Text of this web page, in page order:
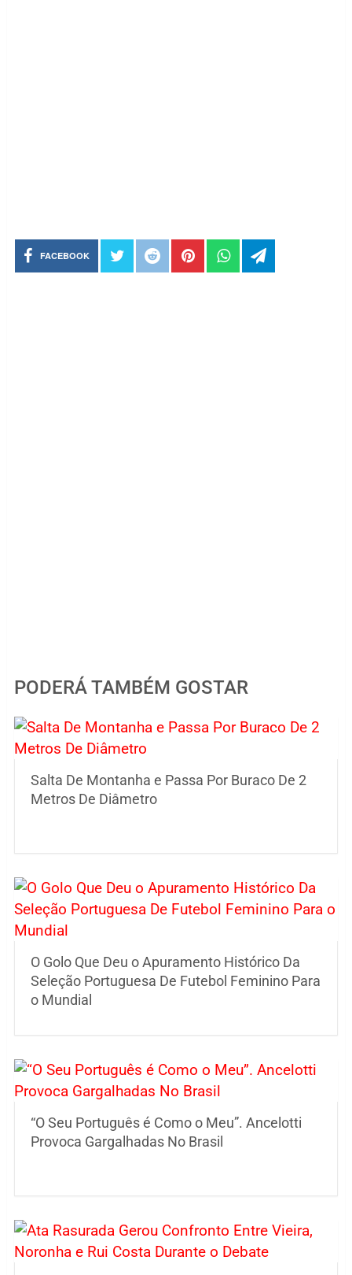
FACEBOOK
PODERÁ TAMBÉM GOSTAR
Salta De Montanha e Passa Por Buraco De 2
Metros De Diâmetro
O Golo Que Deu o Apuramento Histórico Da
Seleção Portuguesa De Futebol Feminino Para
o Mundial
“O Seu Português é Como o Meu”. Ancelotti
Provoca Gargalhadas No Brasil